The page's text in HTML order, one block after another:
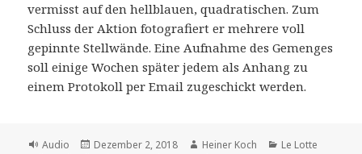
vermisst auf den hellblauen, quadratischen. Zum
Schluss der Aktion fotografiert er mehrere voll
gepinnte Stellwände. Eine Aufnahme des Gemenges
soll einige Wochen später jedem als Anhang zu
einem Protokoll per Email zugeschickt werden.
Format
Audio
Veröffentlicht
Dezember 2, 2018 Autor
Heiner Koch Kategorien
Le Lotte